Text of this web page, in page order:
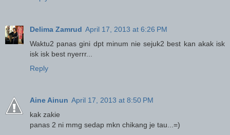
Delima Zamrud April 17, 2013 at 6:26 PM
Waktu2 panas gini dpt minum nie sejuk2 best kan akak isk
isk isk best nyerrr...
Reply
Aine Ainun April 17, 2013 at 8:50 PM
kak zakie
panas 2 ni mmg sedap mkn chikang je tau...=)